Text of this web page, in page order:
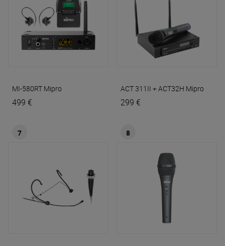
MI-580RT Mipro
499 €
ACT 311II + ACT32H Mipro
299 €
7 8